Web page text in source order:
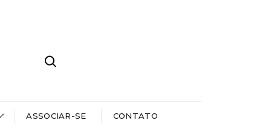
ASSOCIAR-SE CONTATO